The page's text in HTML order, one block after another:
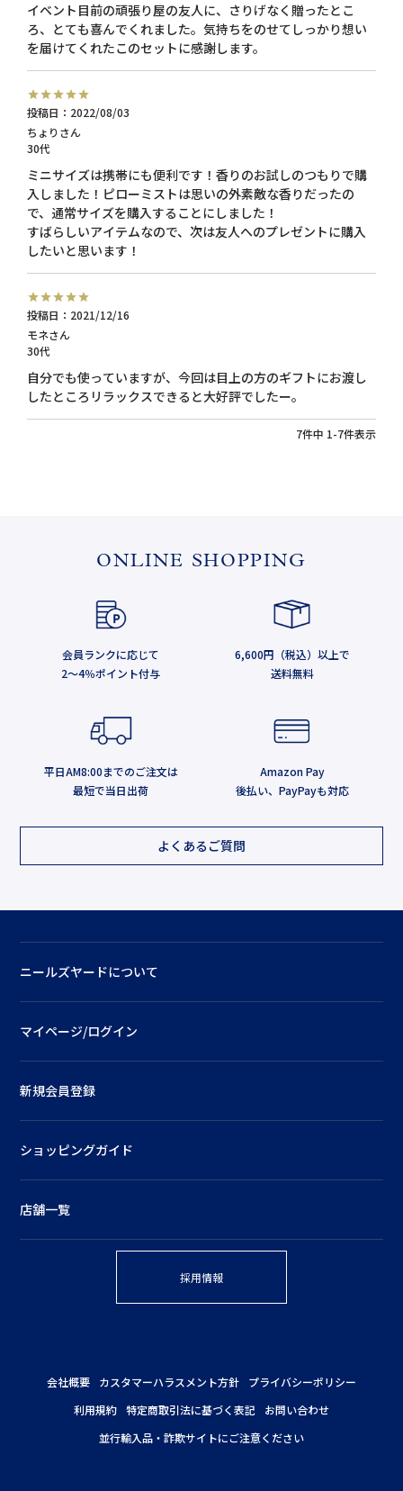
イベント目前の頑張り屋の友人に、さりげなく贈ったとこ
ろ、とても喜んでくれました。気持ちをのせてしっかり想い
を届けてくれたこのセットに感謝します。
ちょり
30代
投稿日 2022/08/03
ミニサイズは携帯にも便利です！香りのお試しのつもりで購
入しました！ピローミストは思いの外素敵な香りだったの
で、通常サイズを購入することにしました！
すばらしいアイテムなので、次は友人へのプレゼントに購入
したいと思います！
モネ
30代
投稿日 2021/12/16
自分でも使っていますが、今回は目上の方のギフトにお渡し
したところリラックスできると大好評でしたー。
7件中 1-7件表示
ONLINE SHOPPING
会員ランクに応じて
2～4％ポイント付与
6,600円（税込）以上で
送料無料
平日AM8:00までのご注文は
最短で当日出荷
Amazon Pay
後払い、PayPayも対応
よくあるご質問
ニールズヤードについて
マイページ/ログイン
新規会員登録
ショッピングガイド
店舗一覧
採用情報
会社概要 カスタマーハラスメント方針
プライバシーポリシー
利用規約 特定商取引法に基づく表記
お問い合わせ
並行輸入品・詐欺サイトにご注意ください